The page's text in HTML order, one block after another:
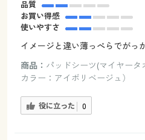
品質
お買い得感
使いやすさ
イメージと違い薄っぺらでがっ
商品： パッドシーツ(マイヤー
カラー：アイボリベージュ）
役に立った 0